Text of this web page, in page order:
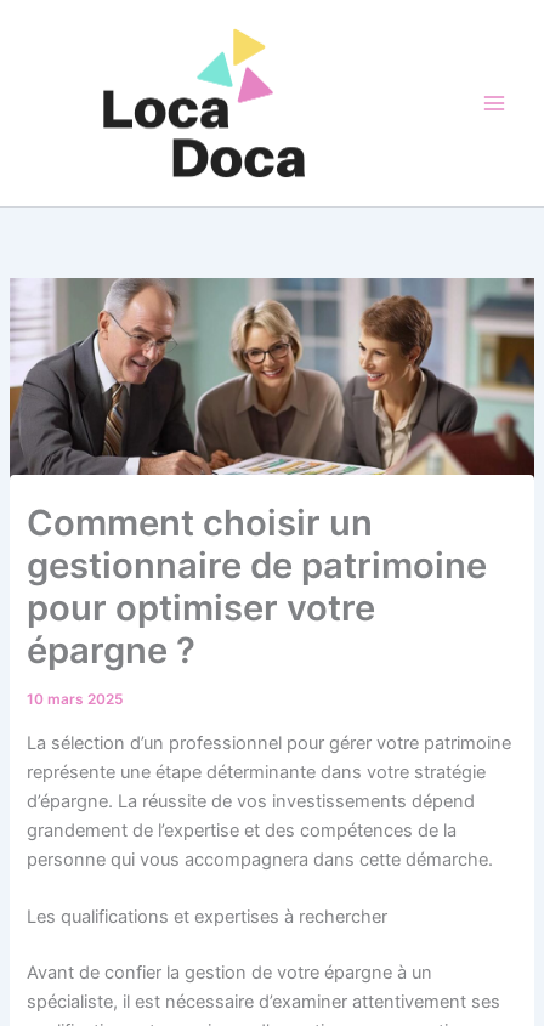
Comment choisir un
gestionnaire de patrimoine
pour optimiser votre
épargne ?
10 mars 2025
La sélection d’un professionnel pour gérer votre patrimoine
représente une étape déterminante dans votre stratégie
d’épargne. La réussite de vos investissements dépend
grandement de l’expertise et des compétences de la
personne qui vous accompagnera dans cette démarche.
Les qualifications et expertises à rechercher
Avant de confier la gestion de votre épargne à un
spécialiste, il est nécessaire d’examiner attentivement ses